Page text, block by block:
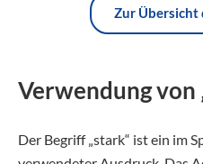
Zur Übersicht
Verwendung von
Der Begriff „stark“ ist ein im